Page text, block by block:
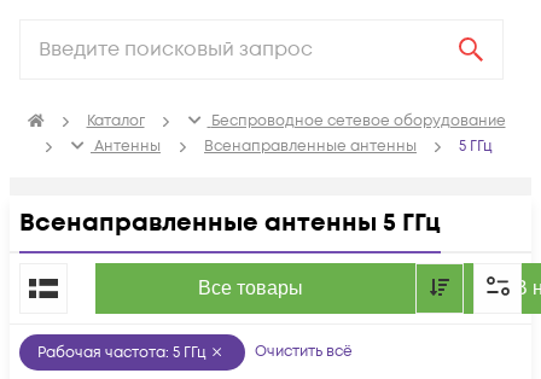
Каталог
Беспроводное сетевое оборудование
Антенны
Всенаправленные антенны 5 ГГц
Всенаправленные антенны 5 ГГц
Все товары В
По популярности
Рабочая частота: 5 ГГц Очистить всё